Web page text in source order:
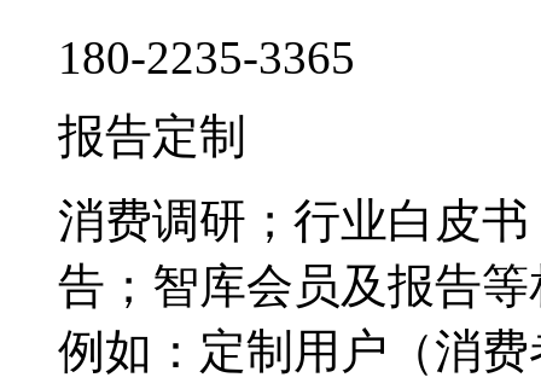
180-2235-3365
报告定制
消费调研；行业白皮
告；智库会员及报告
例如：定制用户（消